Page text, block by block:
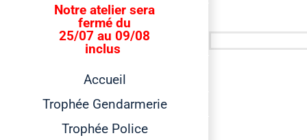
Notre atelier sera
fermé du
25/07 au 09/08
inclus
Accueil
Trophée Gendarmerie
Trophée Police